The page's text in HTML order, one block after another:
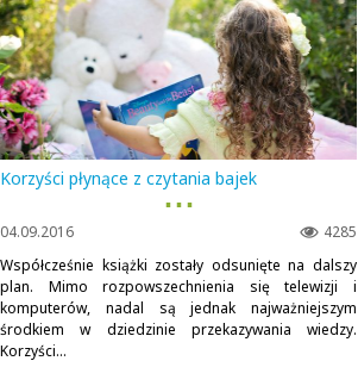
Korzyści płynące z czytania bajek
▪ ▪ ▪
4285
04.09.2016
Współcześnie książki zostały odsunięte na dalszy
plan. Mimo rozpowszechnienia się telewizji i
komputerów, nadal są jednak najważniejszym
środkiem w dziedzinie przekazywania wiedzy.
Korzyści...